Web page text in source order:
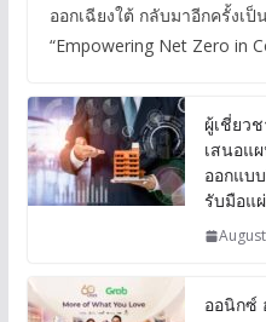
ออกเฉียงใต้ กลับมาอีกครั้งเ
“Empowering Net Zero in
ผู้เชี่ยว
เสนอแ
ออกแบ
รับมือแ
ออนิกซ์